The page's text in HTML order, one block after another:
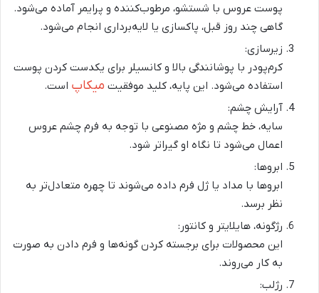
پوست عروس با شستشو، مرطوب‌کننده و پرایمر آماده می‌شود.
گاهی چند روز قبل، پاکسازی یا لایه‌برداری انجام می‌شود.
زیرسازی:
کرم‌پودر با پوشانندگی بالا و کانسیلر برای یکدست کردن پوست
استفاده می‌شود. این پایه، کلید موفقیت میکاپ است.
آرایش چشم:
سایه، خط چشم و مژه مصنوعی با توجه به فرم چشم عروس
اعمال می‌شود تا نگاه او گیراتر شود.
ابروها:
ابروها با مداد یا ژل فرم داده می‌شوند تا چهره متعادل‌تر به
نظر برسد.
رژگونه، هایلایتر و کانتور :
این محصولات برای برجسته کردن گونه‌ها و فرم دادن به صورت
به کار می‌روند.
رژلب: